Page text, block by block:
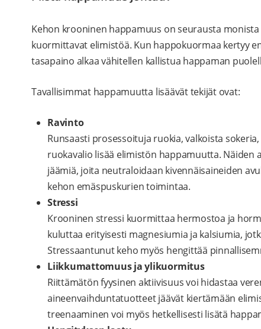
Kehon krooninen happamuus on seurausta
kuormittavat elimistöä. Kun happokuormaa kertyy
tasapaino alkaa vähitellen kallistua happaman
Tavallisimmat happamuutta lisäävät tekijät ovat:
Ravinto
Runsaasti prosessoituja ruokia, valkoista
ruokavalio lisää elimistön happamuutta.
jäämiä, joita neutraloidaan kivennäisaineiden
kehon emäspuskurien toimintaa.
Stressi
Krooninen stressi kuormittaa hermostoa ja
kuluttaa erityisesti magnesiumia ja kalsiumia,
Stressaantunut keho myös hengittää
Liikkumattomuus ja ylikuormitus
Riittämätön fyysinen aktiivisuus voi hidastaa
aineenvaihduntatuotteet jäävät kiertämään
treenaaminen voi myös hetkellisesti lisätä